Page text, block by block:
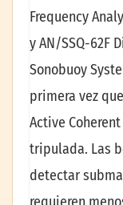
Frequency
y AN/SSQ-62F
Sonobuoy
primera vez
Active
tripulada. Las
detectar